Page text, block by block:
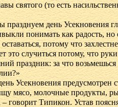
свя­то­го (то есть
празд­ну­ем день
по­ни­мать как ра­дость, но
по­то­му что
это слу­чить­ся по­то­му, что
празд­ник: за что
Усек­но­ве­ния преду­смот­рен
мя­со, мо­лоч­ные про­дук­ты,
го­во­рит Ти­пи­кон. Устав